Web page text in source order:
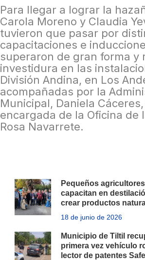
Para llegar a lograr la
Carola Moreno y Claudia
tuvieron que pasar por
capacitaciones e
superaron de gran forma y
investidura en las
División Andina, en Los
acompañadas por la
Municipal, Daniela
encargada de la Oficina de
Rosa Navarrete.
Pequeños
capacitan en
crear productos
18 de junio de 2026
Municipio de Tiltil
primera vez vehículo
lector de patentes